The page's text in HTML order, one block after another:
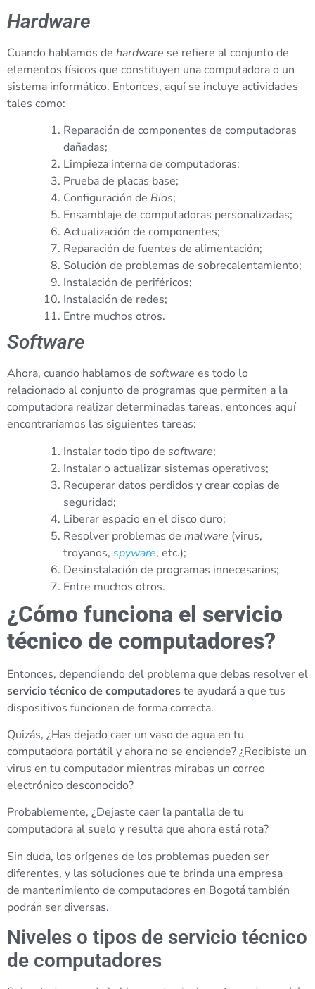
Hardware
Cuando hablamos de hardware se refiere al conjunto de
elementos físicos que constituyen una computadora o un
sistema informático. Entonces, aquí se incluye actividades
tales como:
Reparación de componentes de computadoras
dañadas;
Limpieza interna de computadoras;
Prueba de placas base;
Configuración de Bios;
Ensamblaje de computadoras personalizadas;
Actualización de componentes;
Reparación de fuentes de alimentación;
Solución de problemas de sobrecalentamiento;
Instalación de periféricos;
Instalación de redes;
Entre muchos otros.
Software
Ahora, cuando hablamos de software es todo lo
relacionado al conjunto de programas que permiten a la
computadora realizar determinadas tareas, entonces aquí
encontraríamos las siguientes tareas:
Instalar todo tipo de software;
Instalar o actualizar sistemas operativos;
Recuperar datos perdidos y crear copias de
seguridad;
Liberar espacio en el disco duro;
Resolver problemas de malware (virus,
troyanos, spyware, etc.);
Desinstalación de programas innecesarios;
Entre muchos otros.
¿Cómo funciona el servicio
técnico de computadores?
Entonces, dependiendo del problema que debas resolver el
servicio técnico de computadoreste ayudará a que tus
dispositivos funcionen de forma correcta.
Quizás, ¿Has dejado caer un vaso de agua en tu
computadora portátil y ahora no se enciende? ¿Recibiste un
virus en tu computador mientras mirabas un correo
electrónico desconocido?
Probablemente, ¿Dejaste caer la pantalla de tu
computadora al suelo y resulta que ahora está rota?
Sin duda, los orígenes de los problemas pueden ser
diferentes, y las soluciones que te brinda una empresa
de mantenimiento de computadores en Bogotá también
podrán ser diversas.
Niveles o tipos de servicio técnico
de computadores